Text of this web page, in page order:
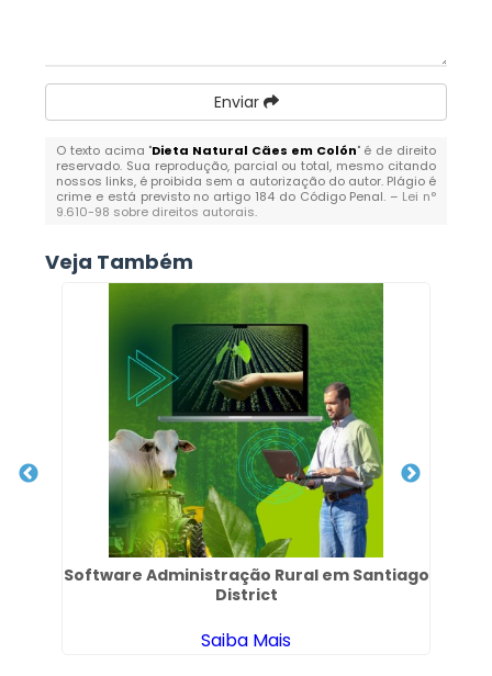
Enviar
O texto acima "Dieta Natural Cães em Colón" é de direito
reservado. Sua reprodução, parcial ou total, mesmo citando
nossos links, é proibida sem a autorização do autor. Plágio é
crime e está previsto no artigo 184 do Código Penal. – Lei n°
9.610-98 sobre direitos autorais.
Veja Também
Software Administração Rural em Santiago
District
Saiba Mais